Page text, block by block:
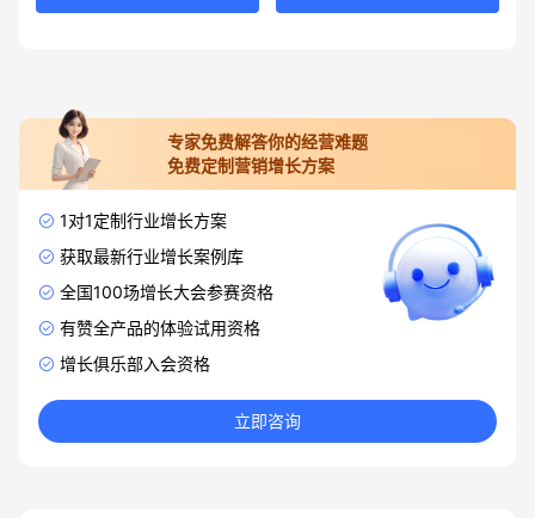
专家免费解答你的经营难题
免费定制营销增长方案
1对1定制行业增长方案
获取最新行业增长案例库
全国100场增长大会参赛资格
有赞全产品的体验试用资格
增长俱乐部入会资格
立即咨询